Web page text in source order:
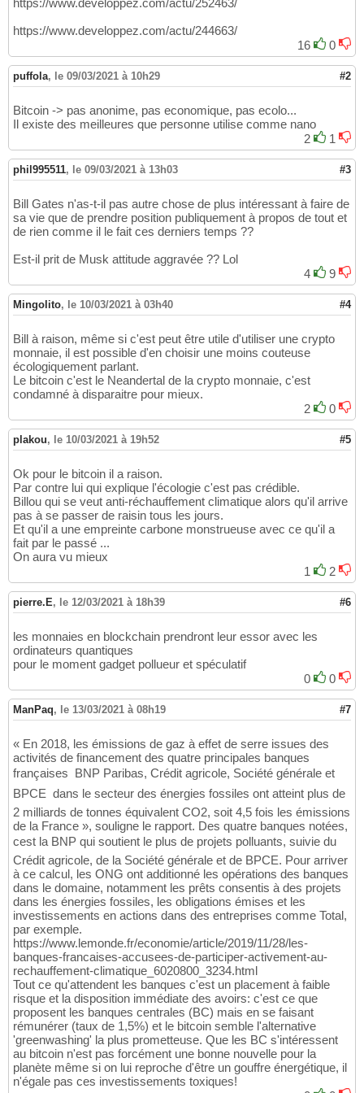
https://www.developpez.com/actu/252463/
https://www.developpez.com/actu/244663/
16
0
puffola, le 09/03/2021 à 10h29 #2
Bitcoin -> pas anonime, pas economique, pas ecolo...
Il existe des meilleures que personne utilise comme nano
2
1
phil995511, le 09/03/2021 à 13h03 #3
Bill Gates n'as-t-il pas autre chose de plus intéressant à faire de
sa vie que de prendre position publiquement à propos de tout et
de rien comme il le fait ces derniers temps ??
Est-il prit de Musk attitude aggravée ?? Lol
4
9
Mingolito, le 10/03/2021 à 03h40 #4
Bill à raison, même si c'est peut être utile d'utiliser une crypto
monnaie, il est possible d'en choisir une moins couteuse
écologiquement parlant.
Le bitcoin c'est le Neandertal de la crypto monnaie, c'est
condamné à disparaitre pour mieux.
2
0
plakou, le 10/03/2021 à 19h52 #5
Ok pour le bitcoin il a raison.
Par contre lui qui explique l'écologie c'est pas crédible.
Billou qui se veut anti-réchauffement climatique alors qu'il arrive
pas à se passer de raisin tous les jours.
Et qu'il a une empreinte carbone monstrueuse avec ce qu'il a
fait par le passé ...
On aura vu mieux
1
2
pierre.E, le 12/03/2021 à 18h39 #6
les monnaies en blockchain prendront leur essor avec les
ordinateurs quantiques
pour le moment gadget pollueur et spéculatif
0
0
ManPaq, le 13/03/2021 à 08h19 #7
« En 2018, les émissions de gaz à effet de serre issues des
activités de financement des quatre principales banques
françaises  BNP Paribas, Crédit agricole, Société générale et
BPCE  dans le secteur des énergies fossiles ont atteint plus de
2 milliards de tonnes équivalent CO2, soit 4,5 fois les émissions
de la France », souligne le rapport. Des quatre banques notées,
cest la BNP qui soutient le plus de projets polluants, suivie du
Crédit agricole, de la Société générale et de BPCE. Pour arriver
à ce calcul, les ONG ont additionné les opérations des banques
dans le domaine, notamment les prêts consentis à des projets
dans les énergies fossiles, les obligations émises et les
investissements en actions dans des entreprises comme Total,
par exemple.
https://www.lemonde.fr/economie/article/2019/11/28/les-
banques-francaises-accusees-de-participer-activement-au-
rechauffement-climatique_6020800_3234.html
Tout ce qu'attendent les banques c'est un placement à faible
risque et la disposition immédiate des avoirs: c'est ce que
proposent les banques centrales (BC) mais en se faisant
rémunérer (taux de 1,5%) et le bitcoin semble l'alternative
'greenwashing' la plus prometteuse. Que les BC s'intéressent
au bitcoin n'est pas forcément une bonne nouvelle pour la
planète même si on lui reproche d'être un gouffre énergétique, il
n'égale pas ces investissements toxiques!